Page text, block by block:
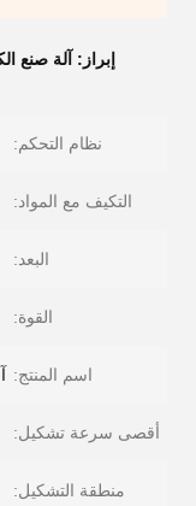
إبراز: آلة صنع
نظام التحكم:
التكيف مع المواد:
البعد:
القوة:
اسم المنتج:
أقصى سرعة تشكيل:
منطقة التشكيل: